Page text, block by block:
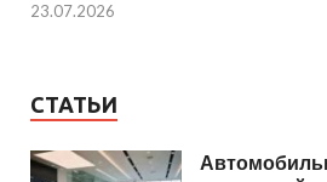
23.07.2026
СТАТЬИ